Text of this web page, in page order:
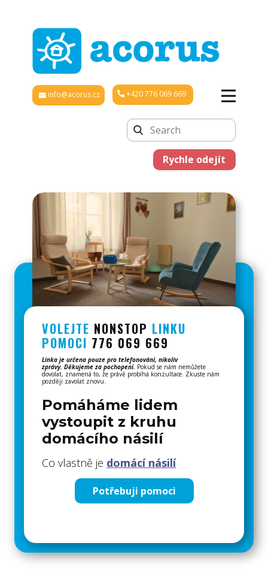
info@acorus.cz +420 776 069 669
Rychle odejít
VOLEJTE NONSTOP LINKU
POMOCI 776 069 669
Linka je určena pouze pro telefonování, nikoliv
zprávy. Děkujeme za pochopení. Pokud se nám nemůžete
dovolat, znamená to, že právě probíhá konzultace. Zkuste nám
později zavolat znovu.
Pomáháme lidem
vystoupit z kruhu
domácího násilí
Co vlastně je domácí násilí
Potřebuji pomoci